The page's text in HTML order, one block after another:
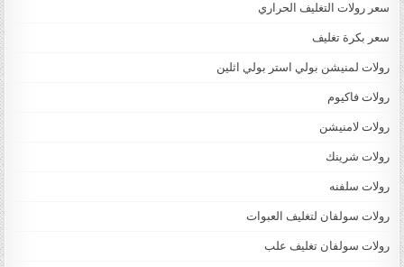
سعر رولات التغليف الحراري
سعر بكرة تغليف
رولات لمنيشن بولي استر بولي اثلين
رولات فاكيوم
رولات لامنيشن
رولات شرينك
رولات سلفنه
رولات سولفان لتغليف العبوات
رولات سولفان تغليف علب